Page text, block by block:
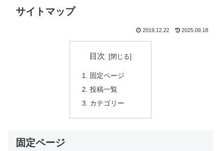
サイトマップ
2019.12.22 2025.09.18
目次
固定ページ
投稿一覧
カテゴリー
固定ページ